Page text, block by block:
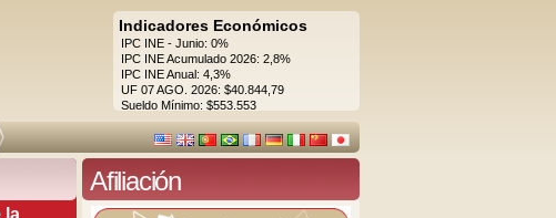
Indicadores Económicos
IPC INE - Junio: 0%
IPC INE Acumulado 2026: 2,8%
IPC INE Anual: 4,3%
UF 07 AGO. 2026: $40.844,79
Sueldo Mínimo: $553.553
la
Afiliación